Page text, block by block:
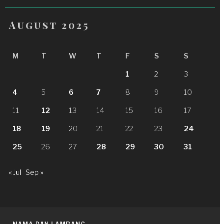
August 2025
M T W T F S S
1 2 3
4 5 6 7 8 9 10
11 12 13 14 15 16 17
18 19 20 21 22 23 24
25 26 27 28 29 30 31
« Jul Sep »